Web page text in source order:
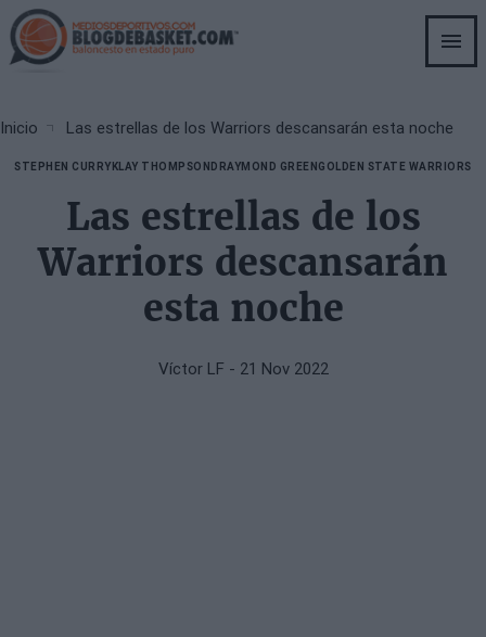
Skip
to
main
Breadcrumb
Inicio Las estrellas de los Warriors descansarán esta noche
STEPHEN CURRY KLAY THOMPSON DRAYMOND GREEN GOLDEN STATE WARRIORS
Las estrellas de los
Warriors descansarán
esta noche
Víctor LF - 21 Nov 2022